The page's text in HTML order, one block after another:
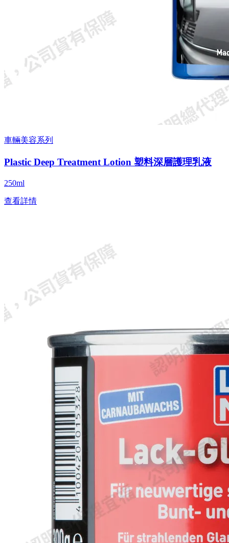
車輛美容系列
Plastic Deep Treatment Lotion 塑料深層護理乳液
250ml
查看詳情